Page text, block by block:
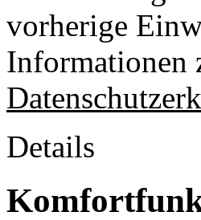
vorherige
Informationen
Details